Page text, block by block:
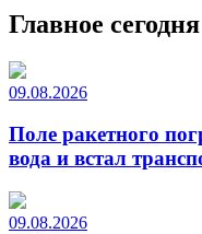
Главное сегодня
09.08.2026
Поле ракетного
вода и встал
09.08.2026